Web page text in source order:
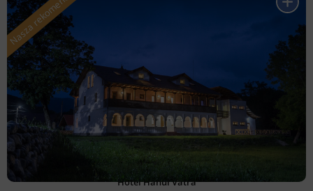
Hotel Hanul Vatra